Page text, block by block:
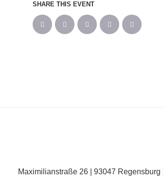
SHARE THIS EVENT
Maximilianstraße 26 | 93047 Regensburg |